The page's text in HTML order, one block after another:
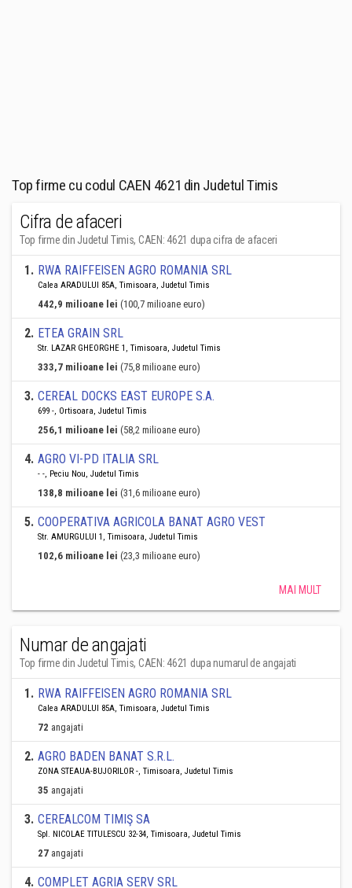
Top firme cu codul CAEN 4621 din Judetul Timis
Cifra de afaceri
Top firme din Judetul Timis, CAEN: 4621 dupa cifra de afaceri
1. RWA RAIFFEISEN AGRO ROMANIA SRL
Calea ARADULUI 85A, Timisoara, Judetul Timis
442,9 milioane lei (100,7 milioane euro)
2. ETEA GRAIN SRL
Str. LAZAR GHEORGHE 1, Timisoara, Judetul Timis
333,7 milioane lei (75,8 milioane euro)
3. CEREAL DOCKS EAST EUROPE S.A.
699 -, Ortisoara, Judetul Timis
256,1 milioane lei (58,2 milioane euro)
4. AGRO VI-PD ITALIA SRL
- -, Peciu Nou, Judetul Timis
138,8 milioane lei (31,6 milioane euro)
5. COOPERATIVA AGRICOLA BANAT AGRO VEST
Str. AMURGULUI 1, Timisoara, Judetul Timis
102,6 milioane lei (23,3 milioane euro)
MAI MULT
Numar de angajati
Top firme din Judetul Timis, CAEN: 4621 dupa numarul de angajati
1. RWA RAIFFEISEN AGRO ROMANIA SRL
Calea ARADULUI 85A, Timisoara, Judetul Timis
72 angajati
2. AGRO BADEN BANAT S.R.L.
ZONA STEAUA-BUJORILOR -, Timisoara, Judetul Timis
35 angajati
3. CEREALCOM TIMIŞ SA
Spl. NICOLAE TITULESCU 32-34, Timisoara, Judetul Timis
27 angajati
4. COMPLET AGRIA SERV SRL